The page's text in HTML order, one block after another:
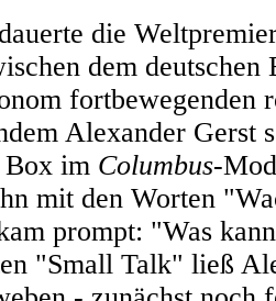
die
dem deutschen
fortbewegenden
Alexander Gerst
Box im Columbus-
mit den Worten
prompt: "Was
"Small Talk" ließ